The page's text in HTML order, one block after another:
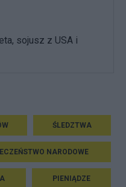
sojusz z USA i
ŚLEDZTWA
NARODOWE
PIENIĄDZE